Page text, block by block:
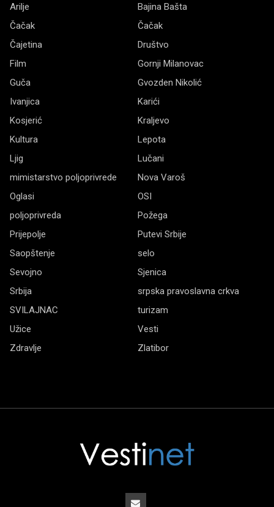
Arilje
Bajina Bašta
Čačak
Čačak
Čajetina
Društvo
Film
Gornji Milanovac
Guča
Gvozden Nikolić
Ivanjica
Karići
Kosjerić
Kraljevo
Kultura
Lepota
Ljig
Lučani
mimistarstvo poljoprivrede
Nova Varoš
Oglasi
OSI
poljoprivreda
Požega
Prijepolje
Putevi Srbije
Saopštenje
selo
Sevojno
Sjenica
Srbija
srpska pravoslavna crkva
SVILAJNAC
turizam
Užice
Vesti
Zdravlje
Zlatibor